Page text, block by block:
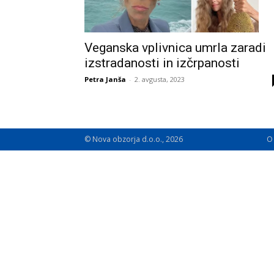
Veganska vplivnica umrla zaradi
izstradanosti in izčrpanosti
Petra Janša - 2. avgusta, 2023
© Nova obzorja d.o.o., 2026